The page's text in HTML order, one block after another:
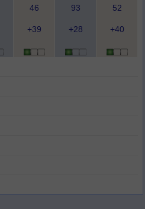
46 93 52
+39 +28 +40